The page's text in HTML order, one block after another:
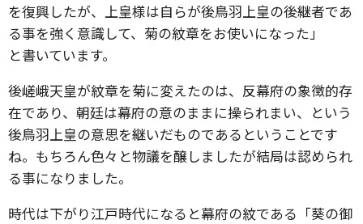
を復興したが、上皇様は自らが後鳥羽上皇の後継者であ
る事を強く意識して、菊の紋章をお使いになった」
と書いています。
後嵯峨天皇が紋章を菊に変えたのは、反幕府の象徴的存
在であり、朝廷は幕府の意のままに操られまい、という
後鳥羽上皇の意思を継いだものであるということです
ね。もちろん色々と物議を醸しましたが結局は認められ
る事になりました。
時代は下がり江戸時代になると幕府の紋である「葵の御